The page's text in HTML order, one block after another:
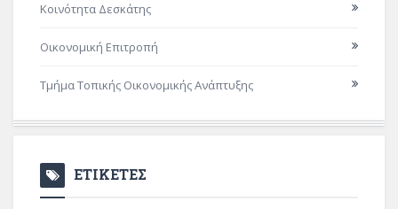
Κοινότητα Δεσκάτης
Οικονομική Επιτροπή
Τμήμα Τοπικής Οικονομικής Ανάπτυξης
ΕΤΙΚΕΤΕΣ